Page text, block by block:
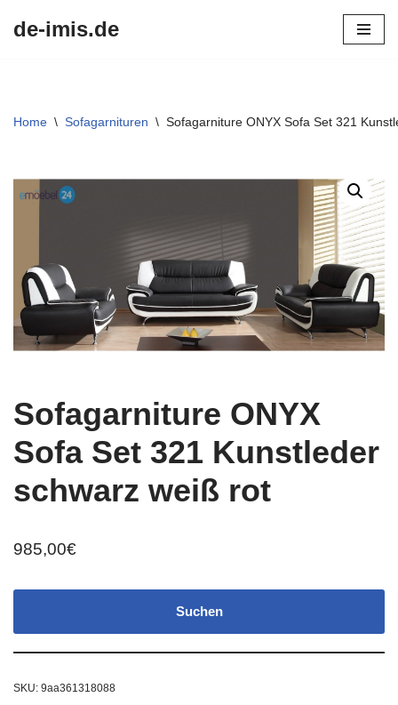
de-imis.de
Home \ Sofagarnituren \ Sofagarniture ONYX Sofa Set 321
Sofagarniture ONYX
Sofa Set 321 Kunstleder
schwarz weiß rot
985,00€
Suchen
SKU: 9aa361318088